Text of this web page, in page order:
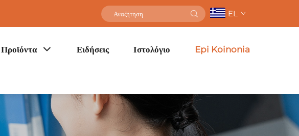
EL
Προϊόντα Ειδήσεις Ιστολόγιο Epi Koinonia